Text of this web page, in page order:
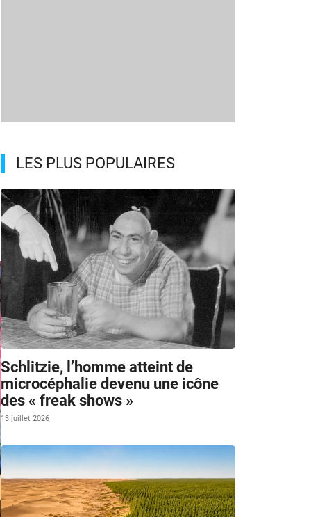
LES PLUS POPULAIRES
Schlitzie, l’homme atteint de
microcéphalie devenu une icône
des « freak shows »
13 juillet 2026